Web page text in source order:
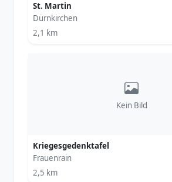
St. Martin
Dürnkirchen
2,1 km
Kein Bild
Kriegesgedenktafel
Frauenrain
2,5 km